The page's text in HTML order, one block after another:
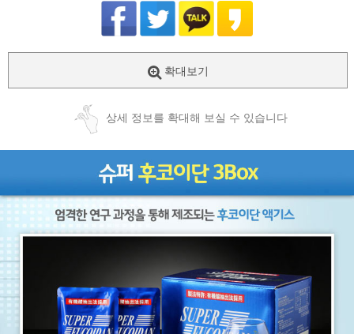
확대보기
상세 정보를 확대해 보실 수 있습니다